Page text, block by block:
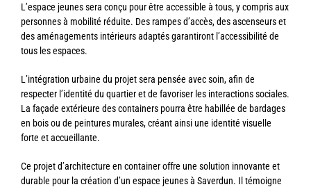
L’espace jeunes sera conçu pour être accessible à tous, y compris aux
personnes à mobilité réduite. Des rampes d’accès, des ascenseurs et
des aménagements intérieurs adaptés garantiront l’accessibilité de
tous les espaces.
L’intégration urbaine du projet sera pensée avec soin, afin de
respecter l’identité du quartier et de favoriser les interactions sociales.
La façade extérieure des containers pourra être habillée de bardages
en bois ou de peintures murales, créant ainsi une identité visuelle
forte et accueillante.
Ce projet d’architecture en container offre une solution innovante et
durable pour la création d’un espace jeunes à Saverdun. Il témoigne